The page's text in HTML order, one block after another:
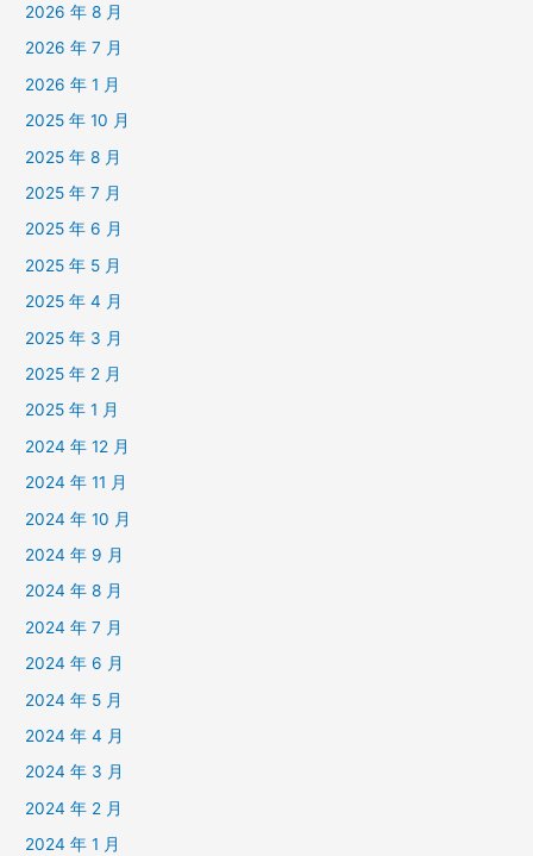
2026 年 8 月
2026 年 7 月
2026 年 1 月
2025 年 10 月
2025 年 8 月
2025 年 7 月
2025 年 6 月
2025 年 5 月
2025 年 4 月
2025 年 3 月
2025 年 2 月
2025 年 1 月
2024 年 12 月
2024 年 11 月
2024 年 10 月
2024 年 9 月
2024 年 8 月
2024 年 7 月
2024 年 6 月
2024 年 5 月
2024 年 4 月
2024 年 3 月
2024 年 2 月
2024 年 1 月